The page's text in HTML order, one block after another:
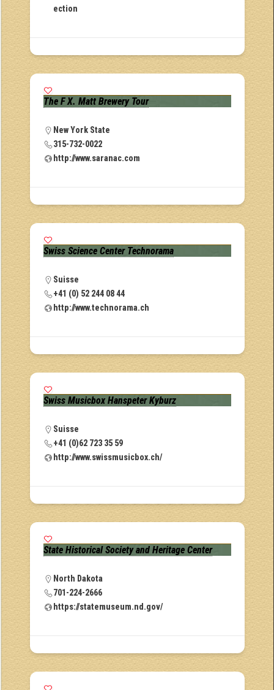
ection
The F X. Matt Brewery Tour
New York State
315-732-0022
http://www.saranac.com
Swiss Science Center Technorama
Suisse
+41 (0) 52 244 08 44
http://www.technorama.ch
Swiss Musicbox Hanspeter Kyburz
Suisse
+41 (0)62 723 35 59
http://www.swissmusicbox.ch/
State Historical Society and Heritage Center
North Dakota
701-224-2666
https://statemuseum.nd.gov/